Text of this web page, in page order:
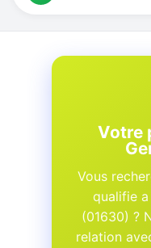
Votre
Vous
qualifie
(01630) ?
relation